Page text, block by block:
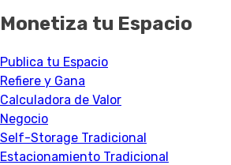
Monetiza tu Espacio
Publica tu Espacio
Refiere y Gana
Calculadora de Valor
Negocio
Self-Storage Tradicional
Estacionamiento Tradicional